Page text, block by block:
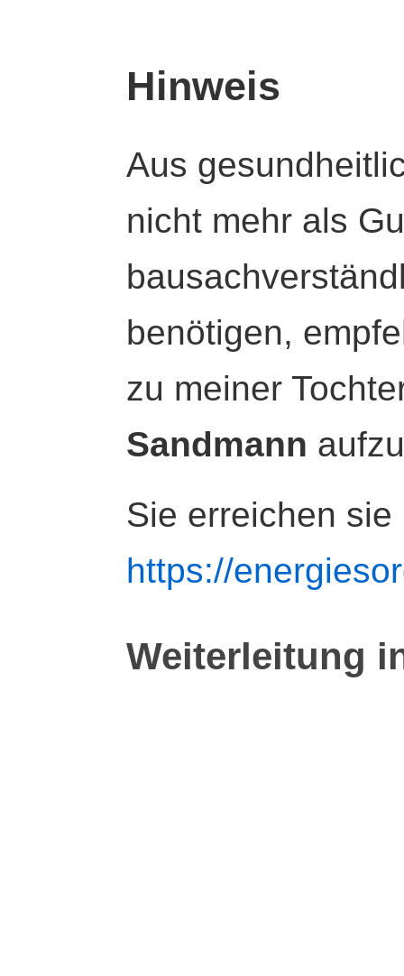
Hinweis
Aus
nicht mehr als
benötigen,
zu meiner
Sandmann
Sie erreichen sie
https://
Weiterleitung